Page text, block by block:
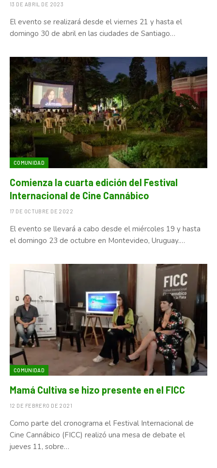
13 DE ABRIL DE 2023
El evento se realizará desde el viernes 21 y hasta el
domingo 30 de abril en las ciudades de Santiago…
COMUNIDAD
Comienza la cuarta edición del Festival
Internacional de Cine Cannábico
17 DE OCTUBRE DE 2022
El evento se llevará a cabo desde el miércoles 19 y hasta
el domingo 23 de octubre en Montevideo, Uruguay.…
COMUNIDAD
Mamá Cultiva se hizo presente en el FICC
12 DE FEBRERO DE 2021
Como parte del cronograma el Festival Internacional de
Cine Cannábico (FICC) realizó una mesa de debate el
jueves 11, sobre…